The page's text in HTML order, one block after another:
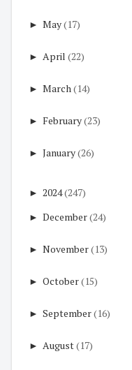
► May(17)
► April (22)
► March(14)
► February(23)
► January(26)
► 2024(247)
► December(24)
► November(13)
► October(15)
► September(16)
► August(17)